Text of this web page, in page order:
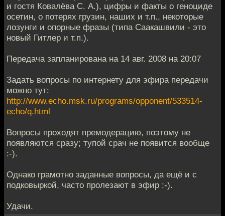
и гостя Ковалёва С. А.), цифры и факты о геноциде
осетин, о потерях грузин, наших и т.п., некоторые
лозунги и опорные фразы (типа Саакашвили - это
новый Гитлер и т.п.).
Передача запланирована на 14 авг. 2008 на 20:07
Задать вопросы по интернету для эфира передачи
можно тут:
http://www.echo.msk.ru/programs/opponent/533514-
echo/q.html
Вопросы проходят премодерацию, поэтому не
появляются сразу; тупой срач не появится вообще
:-).
Однако грамотно заданные вопросы, да ещё и с
подковыркой, часто пролезают в эфир :-).
Удачи.